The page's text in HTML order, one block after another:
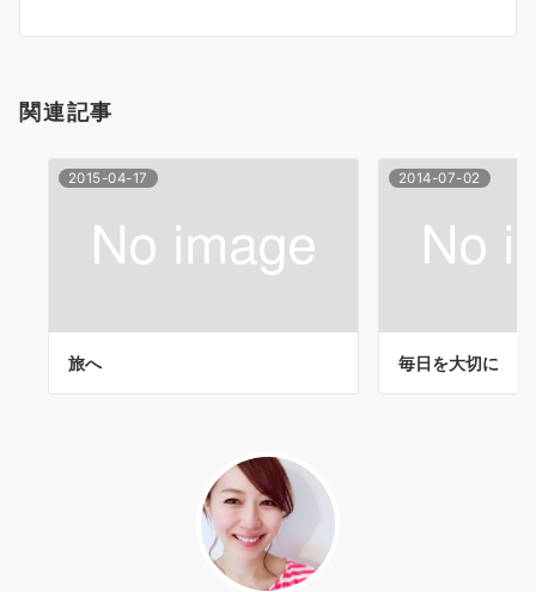
シ
ン
関連記事
2015-04-17
旅へ
2014-07-02
毎日を大切に